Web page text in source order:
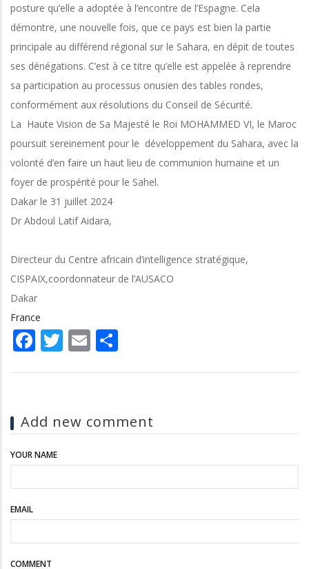
posture qu’elle a adoptée à l’encontre de l’Espagne. Cela
démontre, une nouvelle fois, que ce pays est bien la partie
principale au différend régional sur le Sahara, en dépit de toutes
ses dénégations. C’est à ce titre qu’elle est appelée à reprendre
sa participation au processus onusien des tables rondes,
conformément aux résolutions du Conseil de Sécurité.
La Haute Vision de Sa Majesté le Roi MOHAMMED VI, le Maroc
poursuit sereinement pour le développement du Sahara, avec la
volonté d’en faire un haut lieu de communion humaine et un
foyer de prospérité pour le Sahel.
Dakar le 31 juillet 2024
Dr Abdoul Latif Aidara,
Directeur du Centre africain d’intelligence stratégique,
CISPAIX,coordonnateur de l’AUSACO
Dakar
France
Facebook
Twitter
Email
Add new comment
YOUR NAME
EMAIL
COMMENT